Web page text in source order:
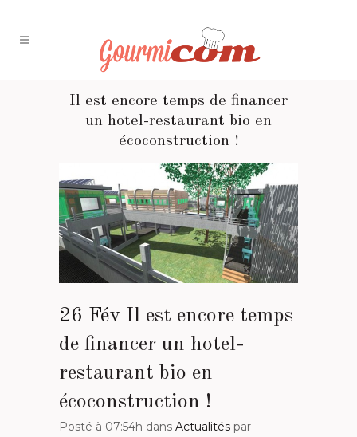
Il est encore temps de financer
un hotel-restaurant bio en
écoconstruction !
26 Fév Il est encore temps
de financer un hotel-
restaurant bio en
écoconstruction !
Posté à 07:54h dans Actualités par